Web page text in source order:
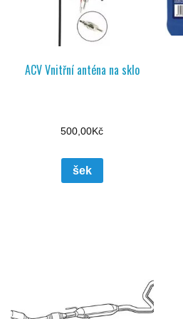
ACV Vnitřní anténa na sklo
500,00Kč
šek